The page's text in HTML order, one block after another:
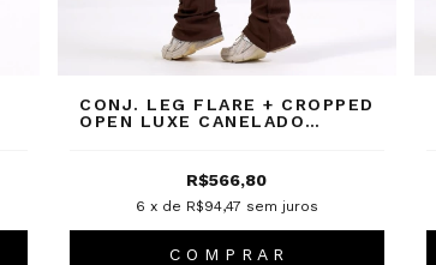
CONJ. LEG FLARE + CROPPED
OPEN LUXE CANELADO
R$566,80
6 x de R$94,47 sem juros
C O M P R A R